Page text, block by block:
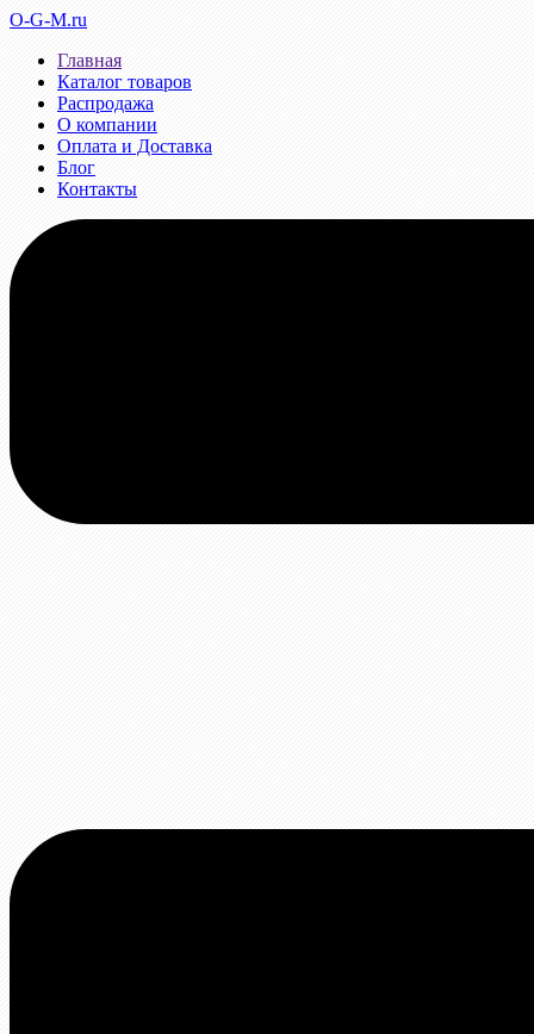
O-G-M.ru
Главная
Каталог товаров
Распродажа
О компании
Оплата и Доставка
Блог
Контакты